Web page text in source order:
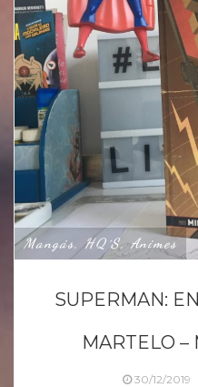
Mangás, HQ´s, Animes
SUPERMAN:
MARTELO –
30/12/2019